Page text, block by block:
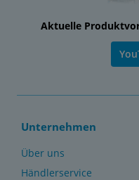
Aktuelle
Unternehmen
Über uns
Händlerservice